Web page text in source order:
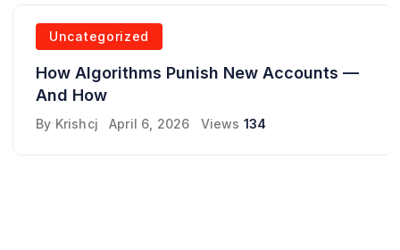
Uncategorized
How Algorithms Punish New Accounts —
And How
By Krishcj April 6, 2026 Views 134